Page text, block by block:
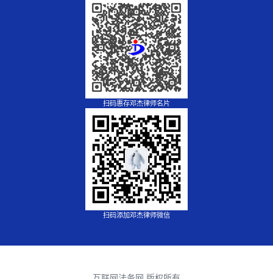
扫码惠存邓杰律师名片
扫码添加邓杰律师微信